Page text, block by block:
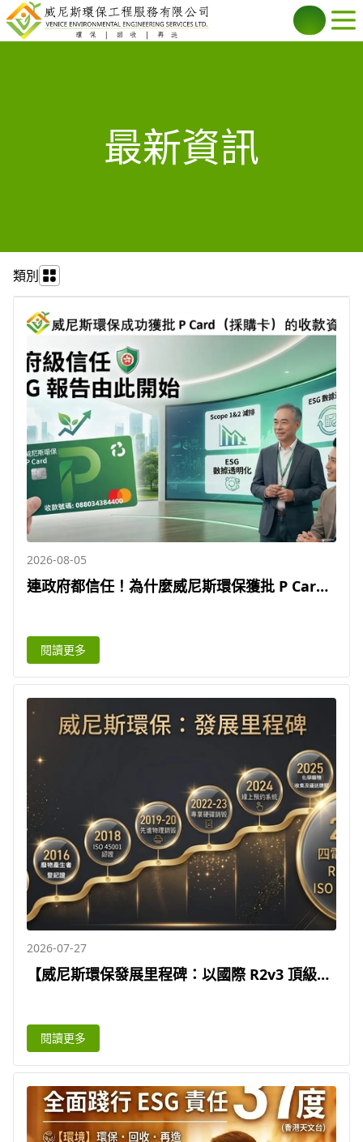
最新資訊
類別
2026-08-05
連政府都信任！為什麼威尼斯環保獲批 P Card
閱讀更多
2026-07-27
【威尼斯環保發展里程碑：以國際 R2v3 頂級認
收與銷毀方案
閱讀更多